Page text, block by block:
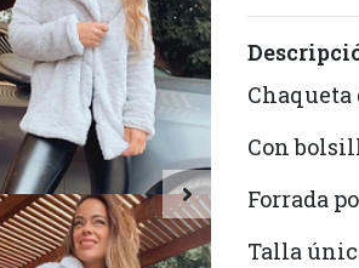
Chaqueta
Con
Forrada
Talla